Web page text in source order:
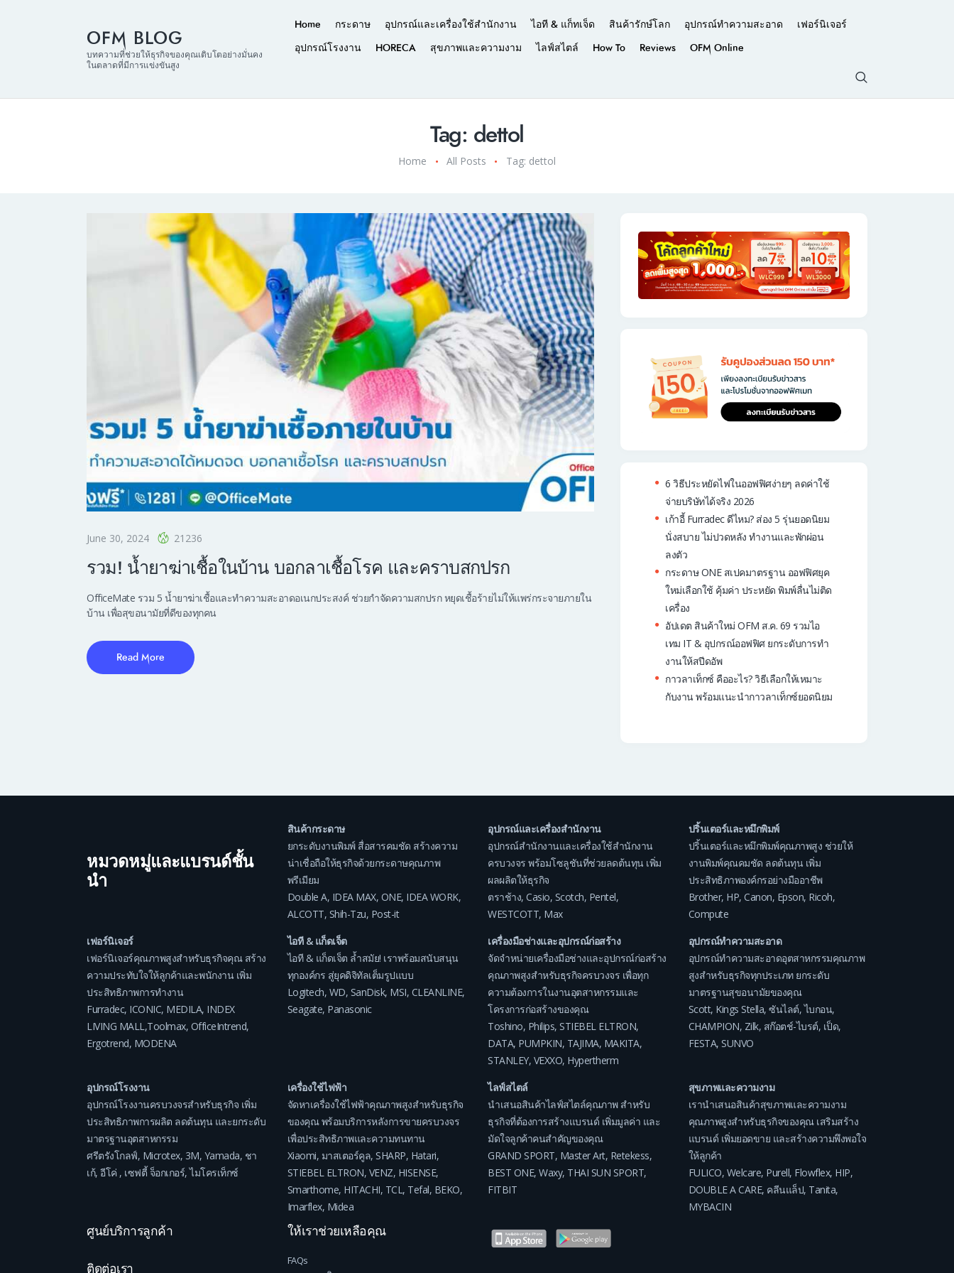
OFM BLOG
บทความที่ช่วยให้ธุรกิจของคุณเติบโตอย่างมั่นคง
ในตลาดที่มีการแข่งขันสูง
Home กระดาษ อุปกรณ์และเครื่องใช้สำนักงาน ไอที & แก็ทเจ็ด สินค้ารักษ์โลก อุปกรณ์ทำความสะอาด
เฟอร์นิเจอร์
อุปกรณ์โรงงาน
HORECA สุขภาพและความงาม ไลฟ์สไตล์ How To Reviews OFM Online
Tag: dettol
Home All Posts Tag: dettol
June 30, 2024 21236
รวม! น้ำยาฆ่าเชื้อในบ้าน บอกลาเชื้อโรค และคราบสกปรก
OfficeMate รวม 5 น้ำยาฆ่าเชื้อและทำความสะอาดอเนกประสงค์ ช่วยกำจัดความสกปรก หยุดเชื้อร้ายไม่ให้แพร่กระจายภายใน
บ้าน เพื่อสุขอนามัยที่ดีของทุกคน
Read More
6 วิธีประหยัดไฟในออฟฟิศง่ายๆ ลดค่าใช้
จ่ายบริษัทได้จริง 2026
เก้าอี้ Furradec ดีไหม? ส่อง 5 รุ่นยอดนิยม
นั่งสบาย ไม่ปวดหลัง ทำงานและพักผ่อน
ลงตัว
กระดาษ ONE สเปคมาตรฐาน ออฟฟิศยุค
ใหม่เลือกใช้ คุ้มค่า ประหยัด พิมพ์ลื่นไม่ติด
เครื่อง
อัปเดต สินค้าใหม่ OFM ส.ค. 69 รวมไอ
เทม IT & อุปกรณ์ออฟฟิศ ยกระดับการทำ
งานให้สปีดอัพ
กาวลาเท็กซ์ คืออะไร? วิธีเลือกให้เหมาะ
กับงาน พร้อมแนะนำกาวลาเท็กซ์ยอดนิยม
หมวดหมู่และแบรนด์ชั้น
นำ
สินค้ากระดาษ
ยกระดับงานพิมพ์ สื่อสารคมชัด สร้างความ
น่าเชื่อถือให้ธุรกิจด้วยกระดาษคุณภาพ
พรีเมียม
Double A, IDEA MAX, ONE, IDEA WORK,
ALCOTT, Shih-Tzu, Post-it
อุปกรณ์และเครื่องสำนักงาน
อุปกรณ์สำนักงานและเครื่องใช้สำนักงาน
ครบวงจร พร้อมโซลูชันที่ช่วยลดต้นทุน เพิ่ม
ผลผลิตให้ธุรกิจ
ตราช้าง, Casio, Scotch, Pentel,
WESTCOTT, Max
ปริ้นเตอร์และหมึกพิมพ์
ปริ้นเตอร์และหมึกพิมพ์คุณภาพสูง ช่วยให้
งานพิมพ์คุณคมชัด ลดต้นทุน เพิ่ม
ประสิทธิภาพองค์กรอย่างมืออาชีพ
Brother, HP, Canon, Epson, Ricoh,
Compute
เฟอร์นิเจอร์
เฟอร์นิเจอร์คุณภาพสูงสำหรับธุรกิจคุณ สร้าง
ความประทับใจให้ลูกค้าและพนักงาน เพิ่ม
ประสิทธิภาพการทำงาน
Furradec, ICONIC, MEDILA, INDEX
LIVING MALL,Toolmax, OfficeIntrend,
Ergotrend, MODENA
ไอที & แก็ดเจ็ต
ไอที & แก็ดเจ็ต ล้ำสมัย! เราพร้อมสนับสนุน
ทุกองค์กร สู่ยุคดิจิทัลเต็มรูปแบบ
Logitech, WD, SanDisk, MSI, CLEANLINE,
Seagate, Panasonic
เครื่องมือช่างและอุปกรณ์ก่อสร้าง
จัดจำหน่ายเครื่องมือช่างและอุปกรณ์ก่อสร้าง
คุณภาพสูงสำหรับธุรกิจครบวงจร เพื่อทุก
ความต้องการในงานอุตสาหกรรมและ
โครงการก่อสร้างของคุณ
Toshino, Philips, STIEBEL ELTRON,
DATA, PUMPKIN, TAJIMA, MAKITA,
STANLEY, VEXXO, Hypertherm
อุปกรณ์ทำความสะอาด
อุปกรณ์ทำความสะอาดอุตสาหกรรมคุณภาพ
สูงสำหรับธุรกิจทุกประเภท ยกระดับ
มาตรฐานสุขอนามัยของคุณ
Scott, Kings Stella, ซันไลต์,ไบกอน,
CHAMPION, Zilk, สก๊อตช์-ไบรต์, เป็ด,
FESTA, SUNVO
อุปกรณ์โรงงาน
อุปกรณ์โรงงานครบวงจรสำหรับธุรกิจ เพิ่ม
ประสิทธิภาพการผลิต ลดต้นทุน และยกระดับ
มาตรฐานอุตสาหกรรม
ศรีตรังโกลฟ์, Microtex, 3M, Yamada, ชา
เก้, อีโค่, เซฟตี้ จ็อกเกอร์,ไมโครเท็กซ์
เครื่องใช้ไฟฟ้า
จัดหาเครื่องใช้ไฟฟ้าคุณภาพสูงสำหรับธุรกิจ
ของคุณ พร้อมบริการหลังการขายครบวงจร
เพื่อประสิทธิภาพและความทนทาน
Xiaomi, มาสเตอร์คูล, SHARP, Hatari,
STIEBEL ELTRON, VENZ, HISENSE,
Smarthome, HITACHI, TCL, Tefal, BEKO,
Imarflex, Midea
ไลฟ์สไตล์
นำเสนอสินค้าไลฟ์สไตล์คุณภาพ สำหรับ
ธุรกิจที่ต้องการสร้างแบรนด์ เพิ่มมูลค่า และ
มัดใจลูกค้าคนสำคัญของคุณ
GRAND SPORT, Master Art, Retekess,
BEST ONE, Waxy, THAI SUN SPORT,
FITBIT
สุขภาพและความงาม
เรานำเสนอสินค้าสุขภาพและความงาม
คุณภาพสูงสำหรับธุรกิจของคุณ เสริมสร้าง
แบรนด์ เพิ่มยอดขาย และสร้างความพึงพอใจ
ให้ลูกค้า
FULICO, Welcare, Purell, Flowflex, HIP,
DOUBLE A CARE, คลีนแล็ป, Tanita,
MYBACIN
ศูนย์บริการลูกค้า
ติดต่อเรา
ให้เราช่วยเหลือคุณ
FAQs